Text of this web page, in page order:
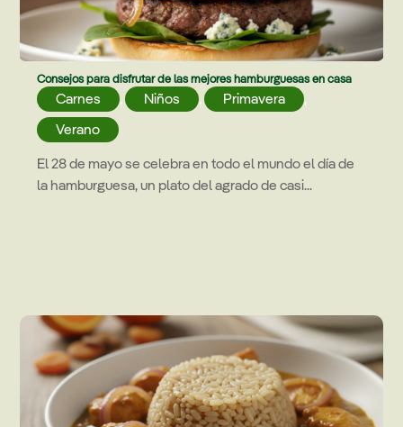
Consejos para disfrutar de las mejores hamburguesas en casa
Carnes , Niños , Primavera
,
Verano
El 28 de mayo se celebra en todo el mundo el día de
la hamburguesa, un plato del agrado de casi...